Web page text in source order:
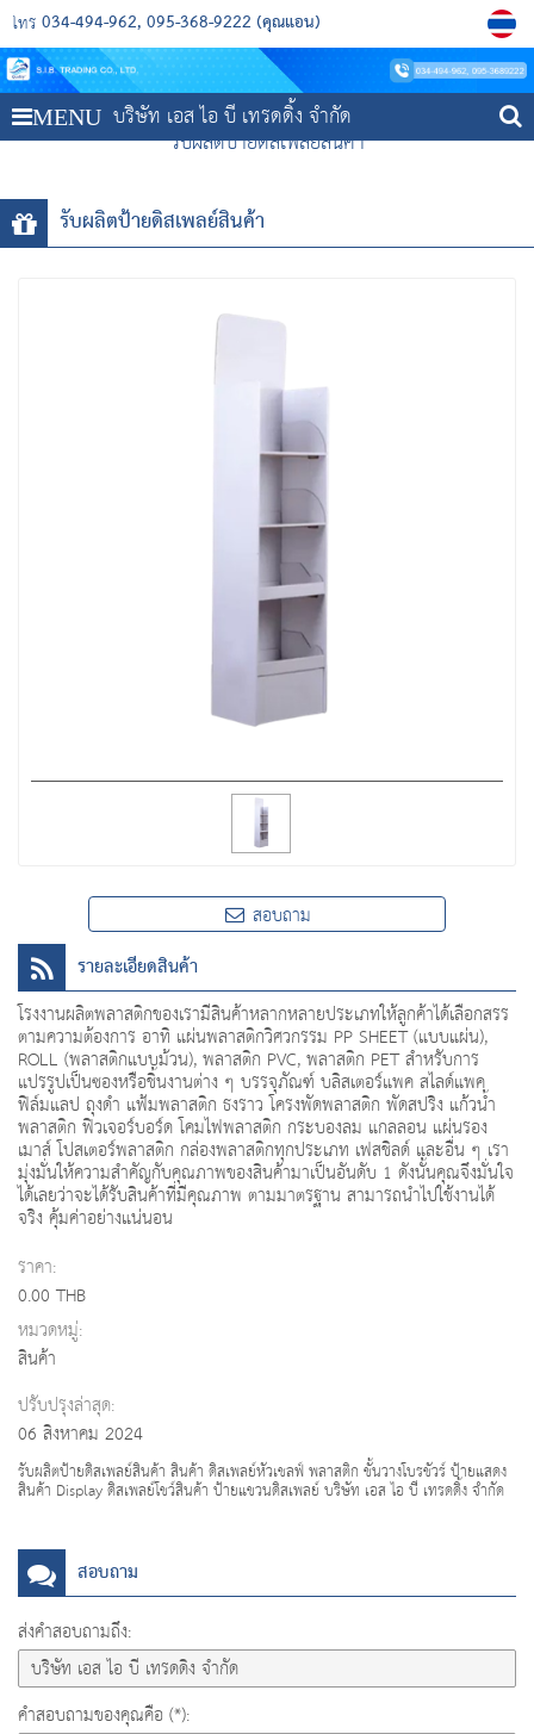
โทร 034-494-962 095-368-9222 (คุณแอน)
MENU บริษัท เอส ไอ บี เทรดดิ้ง จำกัด
รับผลิตป้ายดิสเพลย์สินค้า
รับผลิตป้ายดิสเพลย์สินค้า
สอบถาม
รายละเอียดสินค้า
โรงงานผลิตพลาสติกของเรามีสินค้าหลากหลายประเภทให้ลูกค้าได้เลือกสรร
ตามความต้องการ อาทิ แผ่นพลาสติกวิศวกรรม PP SHEET (แบบแผ่น),
ROLL (พลาสติกแบบม้วน), พลาสติก PVC, พลาสติก PET สำหรับการ
แปรรูปเป็นซองหรือชิ้นงานต่าง ๆ บรรจุภัณฑ์ บลิสเตอร์แพค สไลด์แพค
ฟิล์มแลป ถุงดำ แฟ้มพลาสติก ธงราว โครงพัดพลาสติก พัดสปริง แก้วน้ำ
พลาสติก ฟิวเจอร์บอร์ด โคมไฟพลาสติก กระบองลม แกลลอน แผ่นรอง
เมาส์ โปสเตอร์พลาสติก กล่องพลาสติกทุกประเภท เฟสชิลด์ และอื่น ๆ เรา
มุ่งมั่นให้ความสำคัญกับคุณภาพของสินค้ามาเป็นอันดับ 1 ดังนั้นคุณจึงมั่นใจ
ได้เลยว่าจะได้รับสินค้าที่มีคุณภาพ ตามมาตรฐาน สามารถนำไปใช้งานได้
จริง คุ้มค่าอย่างแน่นอน
ราคา:
0.00 THB
หมวดหมู่:
สินค้า
ปรับปรุงล่าสุด:
06 สิงหาคม 2024
รับผลิตป้ายดิสเพลย์สินค้า สินค้า ดิสเพลย์หัวเชลฟ์ พลาสติก ชั้นวางโบรชัวร์ ป้ายแสดง
สินค้า Display ดิสเพลย์โชว์สินค้า ป้ายแขวนดิสเพลย์ บริษัท เอส ไอ บี เทรดดิ้ง จำกัด
สอบถาม
ส่งคำสอบถามถึง:
คำสอบถามของคุณคือ (*):